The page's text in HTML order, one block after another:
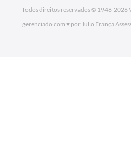
Todos direitos reservados © 1948-2026
gerenciado com ♥ por Julio França